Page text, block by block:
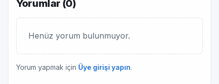
Yorumlar (0)
Henüz yorum bulunmuyor.
Yorum yapmak için Üye girişi yapın.